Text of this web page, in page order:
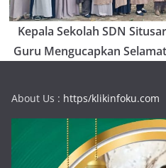
Kepala Sekolah SDN
Guru Mengucapkan
About Us : https/klikinfoku.com